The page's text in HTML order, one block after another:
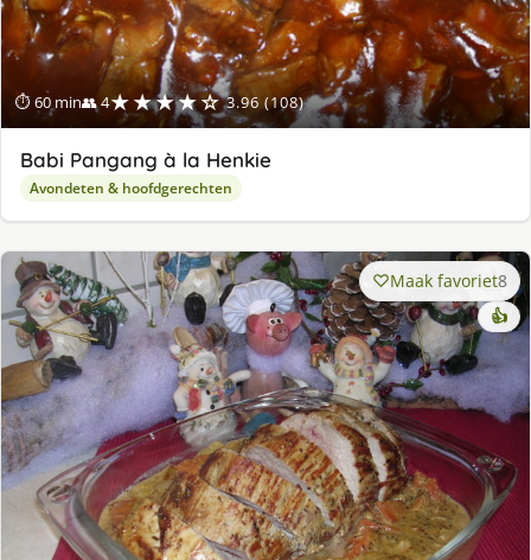
⏱ 60 min👥 4★★★★☆ 3.96 (108)
Babi Pangang à la Henkie
Avondeten & hoofdgerechten
Maak favoriet8
👍